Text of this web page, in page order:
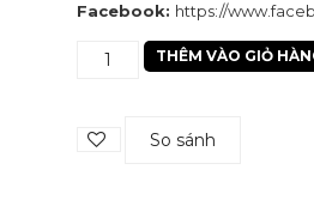
Facebook: https://
Set
số
THÊM VÀO GIỎ
So sánh